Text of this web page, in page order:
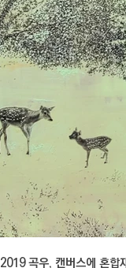
2019 곡우, 캔버스에 혼